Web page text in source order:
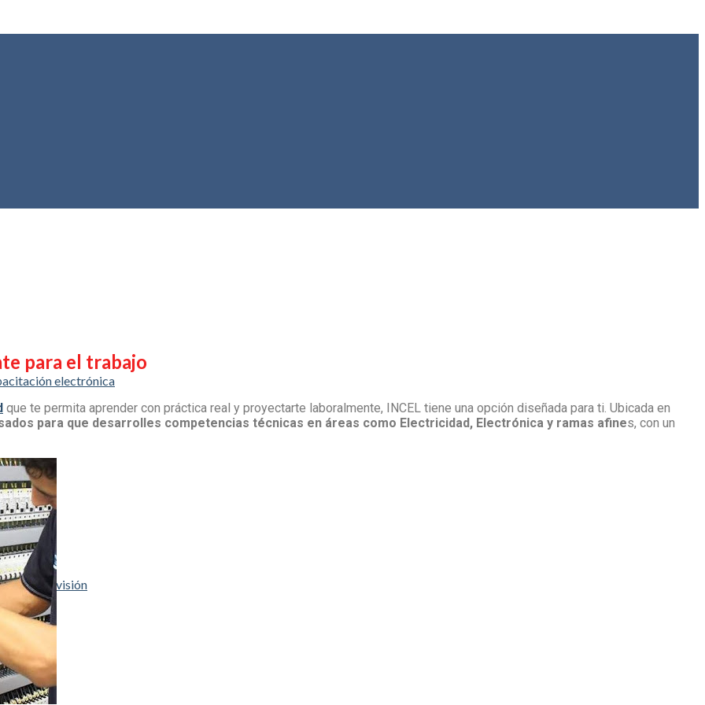
y televisión
para el trabajo
electrónica
que te permita aprender con práctica real y proyectarte laboralmente, INCEL tiene una opción diseñada para ti. Ubicada en
para que desarrolles competencias técnicas en áreas como Electricidad, Electrónica y ramas afines, con un